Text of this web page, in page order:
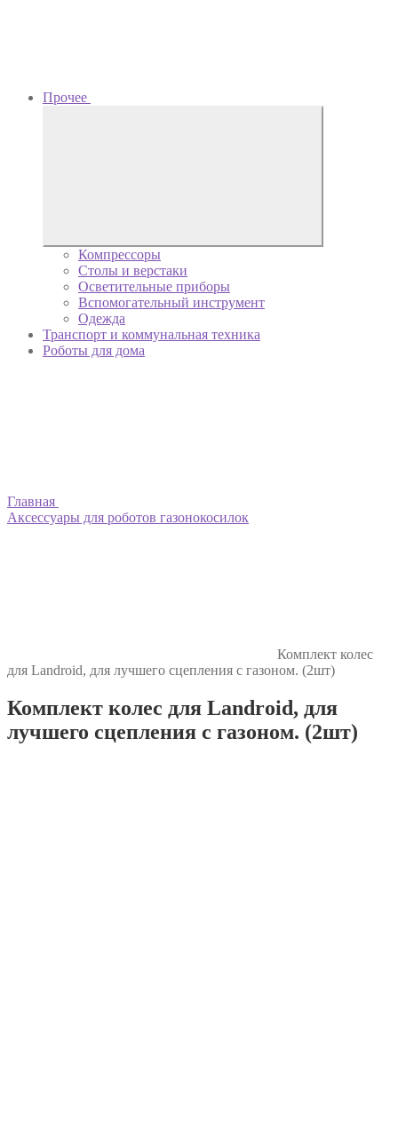
Прочее
Компрессоры
Столы и верстаки
Осветительные приборы
Вспомогательный инструмент
Одежда
Транспорт и коммунальная техника
Роботы для дома
Главная
Аксессуары для роботов газонокосилок
Комплект колес
для Landroid, для лучшего сцепления с газоном. (2шт)
Комплект колес для Landroid, для
лучшего сцепления с газоном. (2шт)